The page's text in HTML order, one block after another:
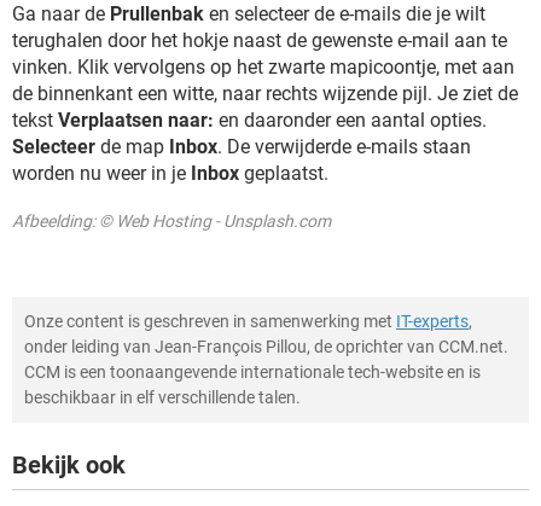
Ga naar de Prullenbak en selecteer de e-mails die je wilt
terughalen door het hokje naast de gewenste e-mail aan te
vinken. Klik vervolgens op het zwarte mapicoontje, met aan
de binnenkant een witte, naar rechts wijzende pijl. Je ziet de
tekst Verplaatsen naar: en daaronder een aantal opties.
Selecteer de map Inbox. De verwijderde e-mails staan
worden nu weer in je Inbox geplaatst.
Afbeelding: © Web Hosting - Unsplash.com
Onze content is geschreven in samenwerking met IT-experts,
onder leiding van Jean-François Pillou, de oprichter van CCM.net.
CCM is een toonaangevende internationale tech-website en is
beschikbaar in elf verschillende talen.
Bekijk ook